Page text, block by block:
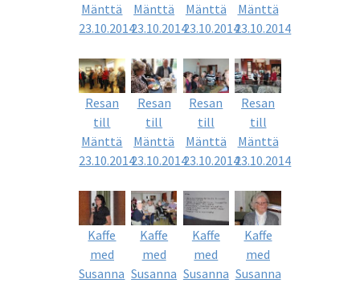
Mänttä
23.10.2014
Mänttä
23.10.2014
Mänttä
23.10.2014
Mänttä
23.10.2014
Resan
till
Mänttä
23.10.2014
Resan
till
Mänttä
23.10.2014
Resan
till
Mänttä
23.10.2014
Resan
till
Mänttä
23.10.2014
Kaffe
med
Susanna
Kaffe
med
Susanna
Kaffe
med
Susanna
Kaffe
med
Susanna